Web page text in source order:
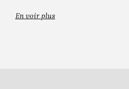
En voir plus